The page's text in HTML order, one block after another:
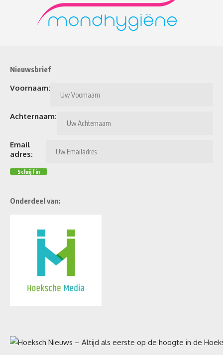
Nieuwsbrief
Voornaam:
Achternaam:
Email
adres:
Onderdeel van: